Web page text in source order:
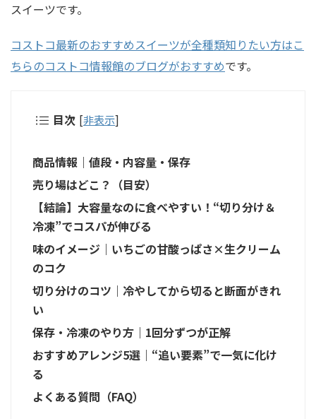
スイーツです。
コストコ最新のおすすめスイーツが全種類知りたい方はこ
ちらのコストコ情報館のブログがおすすめです。
目次 [非表示]
商品情報｜値段・内容量・保存
売り場はどこ？（目安）
【結論】大容量なのに食べやすい！“切り分け＆
冷凍”でコスパが伸びる
味のイメージ｜いちごの甘酸っぱさ×生クリーム
のコク
切り分けのコツ｜冷やしてから切ると断面がきれ
い
保存・冷凍のやり方｜1回分ずつが正解
おすすめアレンジ5選｜“追い要素”で一気に化け
る
よくある質問（FAQ）